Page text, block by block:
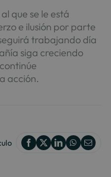
que se le está
e ilusión por parte
trabajando día
siga creciendo
acción.